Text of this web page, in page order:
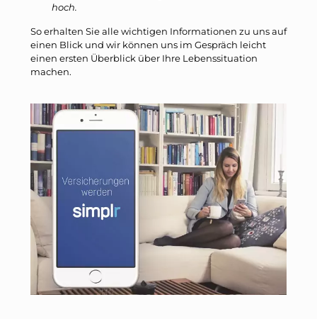
hoch.
So erhalten Sie alle wichtigen Informationen zu uns auf
einen Blick und wir können uns im Gespräch leicht
einen ersten Überblick über Ihre Lebenssituation
machen.